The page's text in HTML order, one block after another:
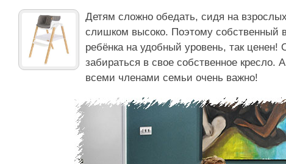
Детям сложно обедать, сидя на
слишком высоко. Поэтому собственный
ребёнка на удобный уровень, так ценен!
забираться в свое собственное кресло.
всеми членами семьи очень важно!